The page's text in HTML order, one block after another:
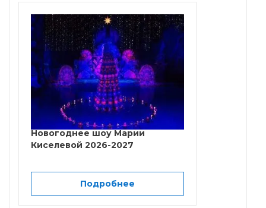
Новогоднее шоу Марии
Киселевой 2026-2027
Подробнее